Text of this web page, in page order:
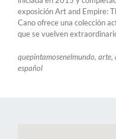
exposición Art and Empire:
Cano ofrece una colección
que se vuelven
quepintamosenelmundo,
español